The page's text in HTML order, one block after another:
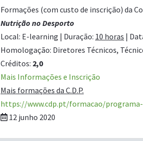
Formações (com custo de inscrição) da
Nutrição no Desporto
Local: E-learning | Duração: 10 horas |
Homologação: Diretores Técnicos,
Créditos: 2,0
Mais Informações e Inscrição
Mais formações da C.D.P.
https://www.cdp.pt/formacao/
12 junho 2020